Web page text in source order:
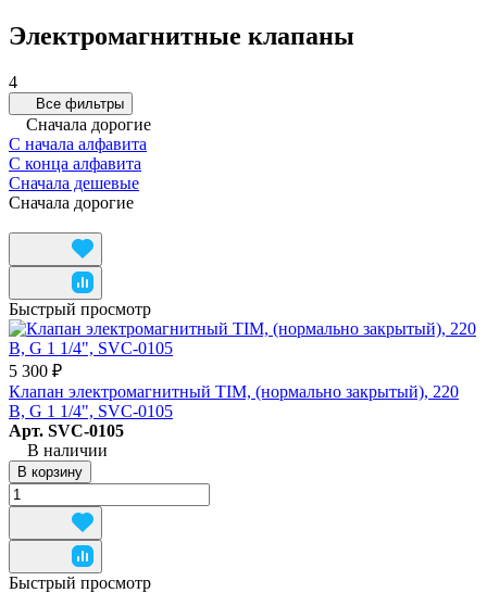
Электромагнитные клапаны
4
Все фильтры
Сначала дорогие
С начала алфавита
С конца алфавита
Сначала дешевые
Сначала дорогие
Быстрый просмотр
5 300 ₽
Клапан электромагнитный TIM, (нормально закрытый), 220
В, G 1 1/4", SVC-0105
Арт. SVC-0105
В наличии
В корзину
Быстрый просмотр